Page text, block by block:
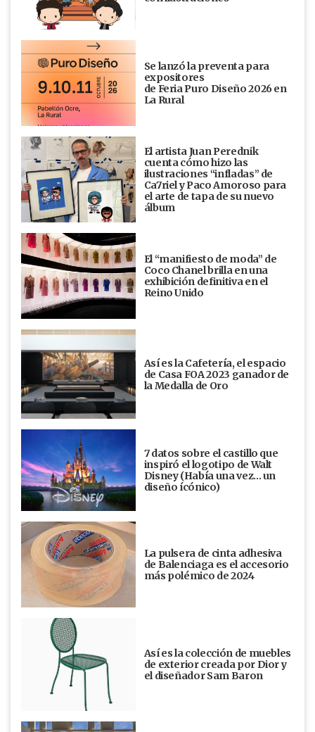
Se lanzó la preventa para
expositores
de Feria Puro Diseño 2026 en
La Rural
El artista Juan Perednik
cuenta cómo hizo las
ilustraciones “infladas” de
Ca7riel y Paco Amoroso para
el arte de tapa de su nuevo
álbum
El “manifiesto de moda” de
Coco Chanel brilla en una
exhibición definitiva en el
Reino Unido
Así es la Cafetería, el espacio
de Casa FOA 2023 ganador de
la Medalla de Oro
7 datos sobre el castillo que
inspiró el logotipo de Walt
Disney (Había una vez... un
diseño ícónico)
La pulsera de cinta adhesiva
de Balenciaga es el accesorio
más polémico de 2024
Así es la colección de muebles
de exterior creada por Dior y
el diseñador Sam Baron